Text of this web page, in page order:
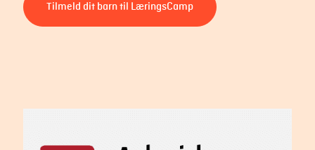
Tilmeld dit barn til LæringsCamp